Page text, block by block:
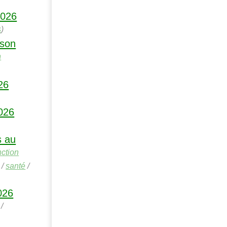
)
au
/santé/
/